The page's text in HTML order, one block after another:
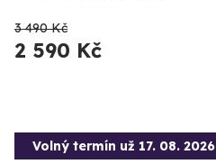
3 490 Kč
2 590 Kč
Volný termín už 17. 08. 2026